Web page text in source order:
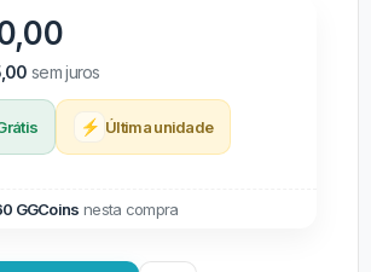
sem juros
⚡ Última unidade
GGCoins nesta compra